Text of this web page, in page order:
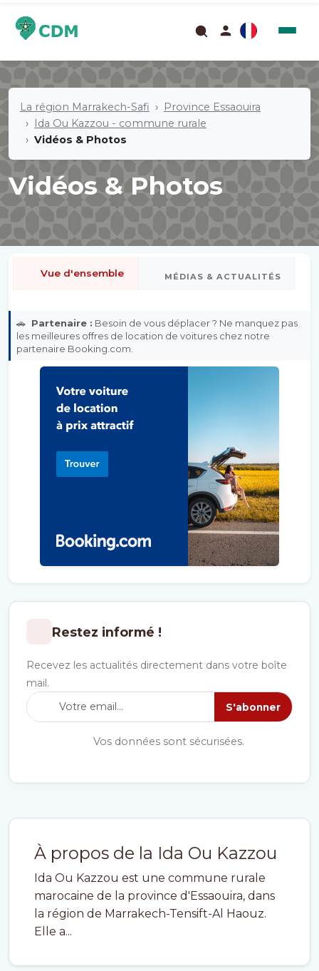
La région Marrakech-Safi
Province Essaouira
Ida Ou Kazzou - commune rurale
Vidéos & Photos
Vidéos & Photos
À propos de la Ida Ou Kazzou
Ida Ou Kazzou est une commune rurale
marocaine de la province d'Essaouira, dans
la région de Marrakech-Tensift-Al Haouz.
Elle a...
Vue d'ensemble MÉDIAS & ACTUALITÉS
🚗 Partenaire : Besoin de vous déplacer ? Ne manquez pas
les meilleures offres de location de voitures chez notre
partenaire Booking.com.
Restez informé !
Recevez les actualités directement dans votre boîte
mail.
S'abonner
Vos données sont sécurisées.